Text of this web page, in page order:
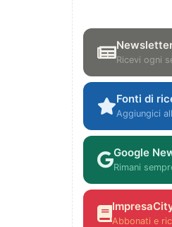
Ricevi ogni
Fonti di
Aggiungici
Google
Rimani
Abbonati e